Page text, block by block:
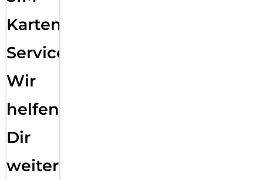
Karten
Service:
Wir
helfen
Dir
weiter